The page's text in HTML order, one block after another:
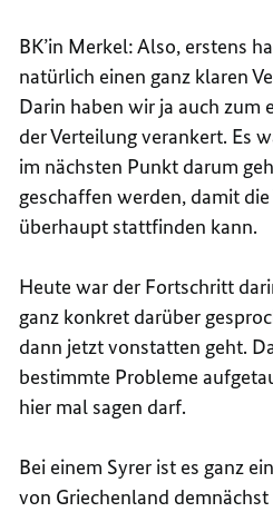
BK’in Merkel: Also, erstens
natürlich einen ganz klaren
Darin haben wir ja auch zum
der Verteilung verankert. Es
im nächsten Punkt darum
geschaffen werden, damit
überhaupt stattfinden kann.
Heute war der Fortschritt
ganz konkret darüber
dann jetzt vonstatten geht.
bestimmte Probleme
hier mal sagen darf.
Bei einem Syrer ist es ganz
von Griechenland